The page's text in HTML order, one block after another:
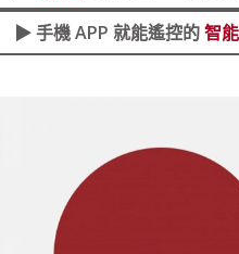
▶︎ 手機 APP 就能遙控的智